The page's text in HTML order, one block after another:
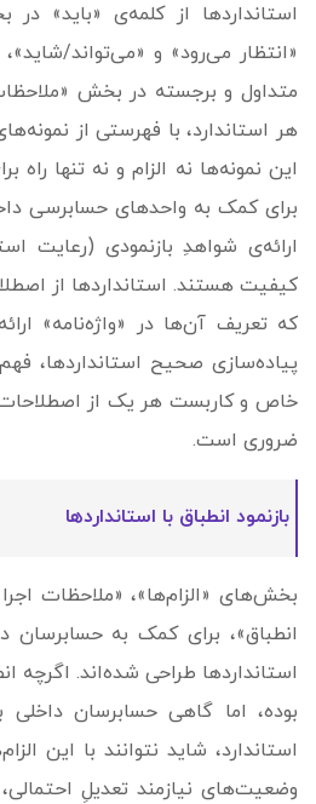
استانداردها از کلمه‌ی «باید»
«انتظار می­‌رود» و «می‌تواند/
متداول و برجسته در بخش
هر استاندارد، با فهرستی از
این نمونه‌ها نه الزام و نه تنها راه
برای کمک به واحدهای حسابرسی
ارائه‌ی شواهدِ بازنمودی (رعایت
کیفیت‌ هستند. استانداردها از
که تعریف آن‌ها در «واژه‌نامه»
پیاده‌سازی صحیح استانداردها،
خاص و کاربست هر یک از
ضروری است.
بازنمود انطباق با استانداردها
بخش‌های «الزام­‌ها»، «ملاحظات
انطباق»، برای کمک به حسابرسان
استانداردها طراحی شده‌اند. اگرچه
بوده، اما گاهی حسابرسان
استاندارد، شاید نتوانند با این
وضعیت‌های نیازمند تعدیلِ